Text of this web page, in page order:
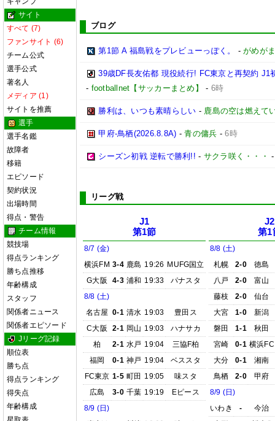
サイト
すべて (7)
ファンサイト (6)
チーム公式
選手公式
著名人
メディア (1)
サイトを推薦
選手
選手名鑑
故障者
移籍
エピソード
契約状況
出場時間
得点・警告
チーム情報
競技場
得点ランキング
勝ち点推移
年齢構成
スタッフ
関係者ニュース
関係者エピソード
Jリーグ記録
順位表
勝ち点
得点ランキング
得失点
年齢構成
ブログ
第1節 A 福島戦をプレビューっぽく。 -がめが
39歳DF長友佑都 現役続行! FC東京と再契約
- footballnet【サッカーまとめ】 - 6時
勝利は、いつも素晴らしい - 鹿島の空は燃えて
甲府-鳥栖(2026.8.8A) -青の傭兵 -6時
シーズン初戦 逆転で勝利!! - サクラ咲く・・・
リーグ戦
J1
第1節
8/7 (金)
横浜FM 3-4 鹿島 19:26 MUFG国立
G大阪
4-3 浦和 19:33
パナスタ
8/8 (土)
名古屋 0-1 清水 19:03
豊田ス
C大阪
2-1 岡山 19:03
ハナサカ
柏
2-1 水戸 19:04
三協F柏
福岡
0-1 神戸 19:04
ベススタ
FC東京 1-5 町田 19:05
味スタ
広島
3-0 千葉 19:19
Eピース
8/9 (日)
J2
第1
8/8 (土)
札幌
2-0
徳島
八戸
2-0
富山
藤枝
2-0
仙台
大宮
1-0
新潟
磐田
1-1
秋田
宮崎
0-1 横浜FC
大分
0-1
湘南
鳥栖
2-0
甲府
8/9 (日)
いわき
-
今治